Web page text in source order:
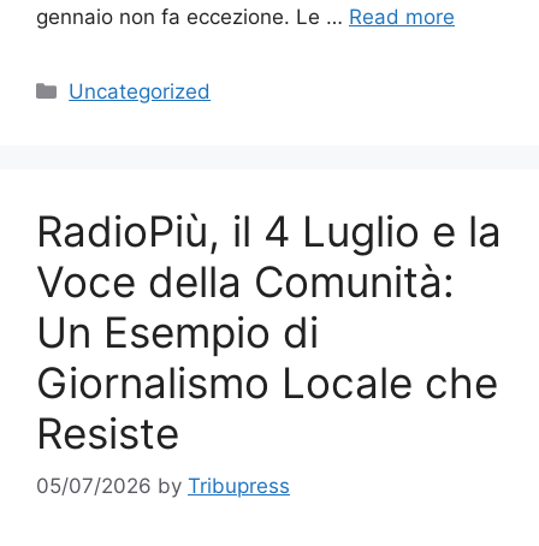
gennaio non fa eccezione. Le … Read more
Categories
Uncategorized
RadioPiù, il 4 Luglio e la
Voce della Comunità:
Un Esempio di
Giornalismo Locale che
Resiste
05/07/2026 by Tribupress